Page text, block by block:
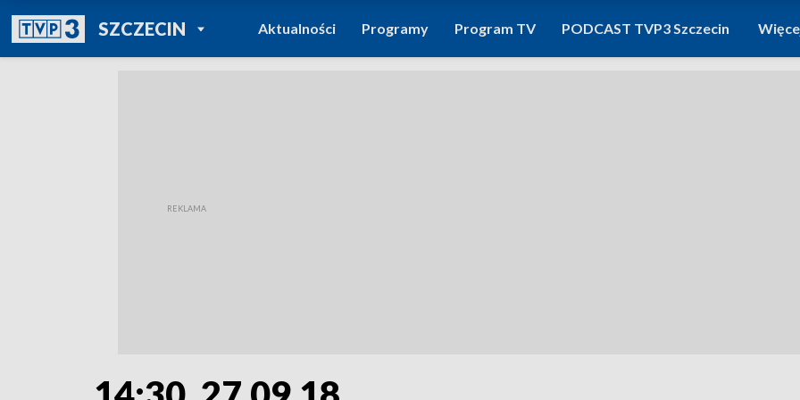
SZCZECINPOWRÓT DO
TVP REGIONY
Aktualności Programy Program TV PODCAST TVP3 Szczecin